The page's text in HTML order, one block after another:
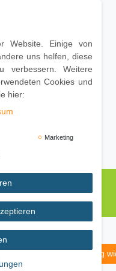
Keine
Vertrag
Website. Einige von
uns helfen, diese
verbessern. Weitere
Cookies und
hier:
Marketing